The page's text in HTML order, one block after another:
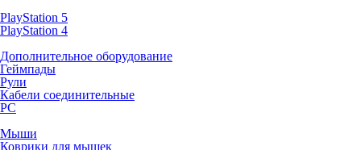
PlayStation 5
PlayStation 4
Дополнительное оборудование
Геймпады
Рули
Кабели соединительные
PC
Мыши
Коврики для мышек